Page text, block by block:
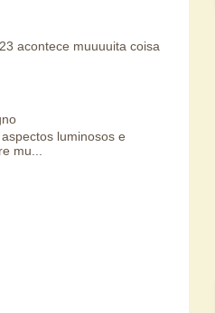
acontece muuuuita coisa
luminosos e
mu...